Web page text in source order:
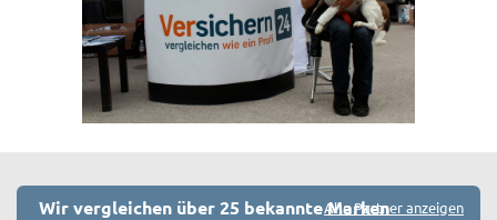
Wir vergleichen über 25 bekannte MarkenAlle Partner anzeigen